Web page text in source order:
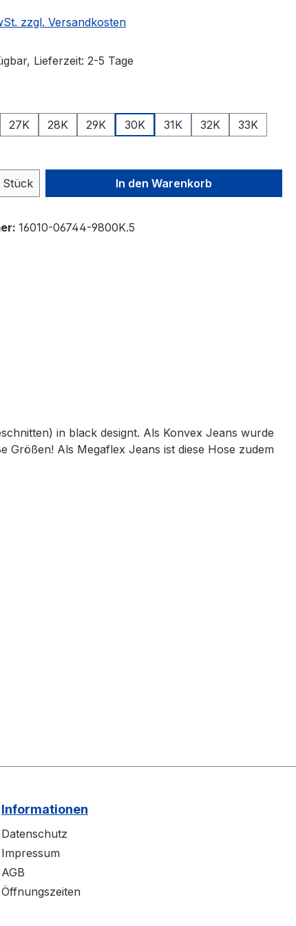
zzgl. Versandkosten
Lieferzeit: 2-5 Tage
27K 28K 29K 30K 31K 32K
33K
Gib den gewünschten Wert
Stück In den Warenkorb
16010-06744-9800K.5
in black designt. Als Konvex Jeans wurde
Als Megaflex Jeans ist diese Hose zudem
Informationen
Datenschutz
Impressum
AGB
Öffnungszeiten